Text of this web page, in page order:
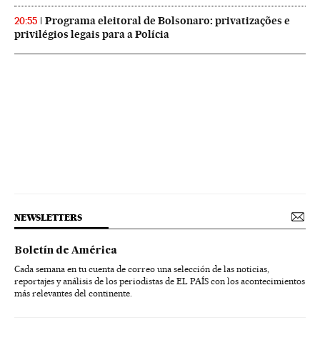
20:55
Programa eleitoral de Bolsonaro: privatizações e
privilégios legais para a Polícia
NEWSLETTERS
Boletín de América
Cada semana en tu cuenta de correo una selección de las noticias,
reportajes y análisis de los periodistas de EL PAÍS con los acontecimientos
más relevantes del continente.